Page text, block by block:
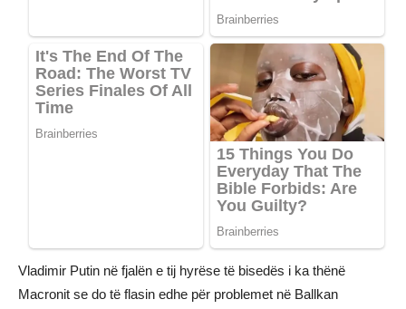
Vladimir Putin në fjalën e tij hyrëse të bisedës i ka thënë
Macronit se do të flasin edhe për problemet në Ballkan